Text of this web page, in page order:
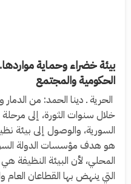
بيئة خضراء وحماية
الحكومية والمجتمع
الحرية ـ دينا الحمد: من
خلال سنوات الثورة، إلى مرحلة
السورية، والوصول إلى بيئة
هو هدف مؤسسات الدولة
المحلي، لأن البيئة النظيفة
التي ينهض بها القطاعان